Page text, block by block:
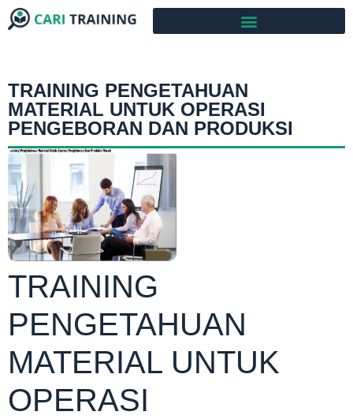
TRAINING PENGETAHUAN
MATERIAL UNTUK OPERASI
PENGEBORAN DAN PRODUKSI
TRAINING
PENGETAHUAN
MATERIAL UNTUK
OPERASI